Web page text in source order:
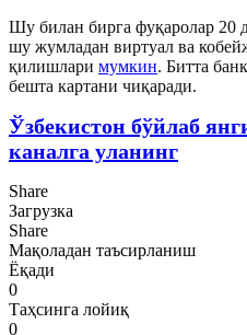
Шу билан бирга фуқаролар 20
шу жумладан виртуал ва
қилишлари мумкин. Битта
бешта картани чиқаради.
Ўзбекистон бўйлаб
каналга уланинг
Share
Загрузка
Share
Мақоладан таъсирланиш
Ёқади
0
Таҳсинга лойиқ
0